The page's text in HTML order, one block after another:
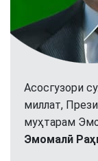
Асосгузори
миллат,
муҳтарам
Эмомалӣ